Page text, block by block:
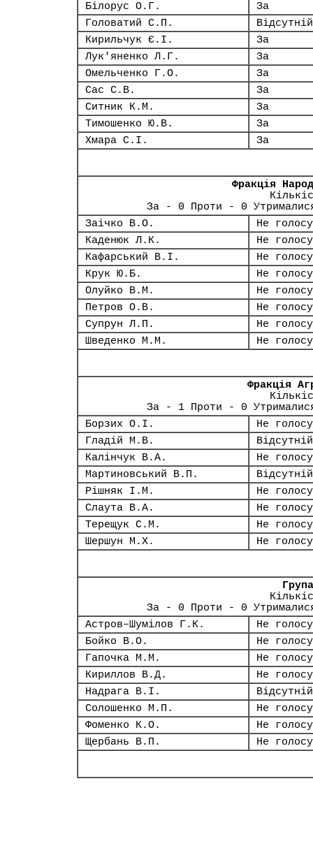
Білорус О.Г.
За
Головатий С.П.
Відсутній
Кирильчук Є.І.
За
Лук'яненко Л.Г.
За
Омельченко Г.О.
За
Сас С.В.
За
Ситник К.М.
За
Тимошенко Ю.В.
За
Хмара С.І.
За
Фракція
За - 0 Проти - 0
Заічко В.О.
Не
Каденюк Л.К.
Не
Кафарський В.І.
Не
Крук Ю.Б.
Не
Олуйко В.М.
Не
Петров О.В.
Не
Супрун Л.П.
Не
Шведенко М.М.
Не
Фракція
За - 1 Проти - 0
Борзих О.І.
Не
Гладій М.В.
Відсутній
Калінчук В.А.
Не
Мартиновський В.П.
Відсутній
Рішняк І.М.
Не
Слаута В.А.
Не
Терещук С.М.
Не
Шершун М.Х.
Не
За - 0 Проти - 0
Астров–Шумілов Г.К.
Не
Бойко В.О.
Не
Гапочка М.М.
Не
Кириллов В.Д.
Не
Надрага В.І.
Відсутній
Солошенко М.П.
Не
Фоменко К.О.
Не
Щербань В.П.
Не